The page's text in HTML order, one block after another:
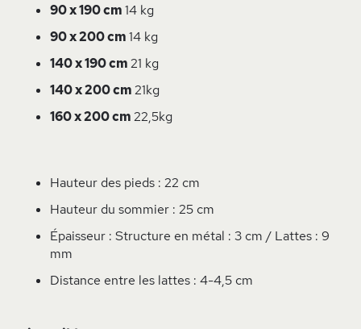
90 x 190 cm14 kg
90 x 200 cm14 kg
140 x 190 cm21 kg
140 x 200 cm21kg
160 x 200 cm22,5kg
Hauteur des pieds : 22 cm
Hauteur du sommier : 25 cm
Épaisseur : Structure en métal : 3 cm / Lattes : 9
mm
Distance entre les lattes : 4-4,5 cm